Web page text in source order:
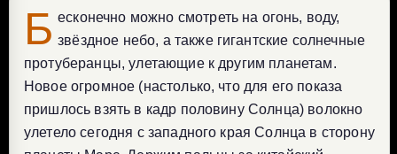
Б есконечно можно смотреть на огонь, воду,
звёздное небо, а также гигантские солнечные
протуберанцы, улетающие к другим планетам.
Новое огромное (настолько, что для его показа
пришлось взять в кадр половину Солнца) волокно
улетело сегодня с западного края Солнца в сторону